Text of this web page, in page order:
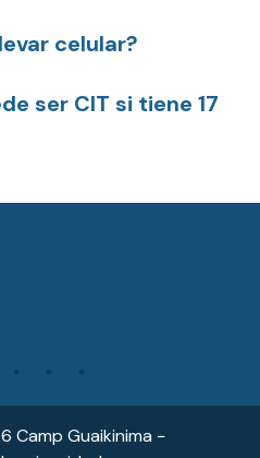
celular?
ser CIT si tiene 17
Camp Guaikinima −